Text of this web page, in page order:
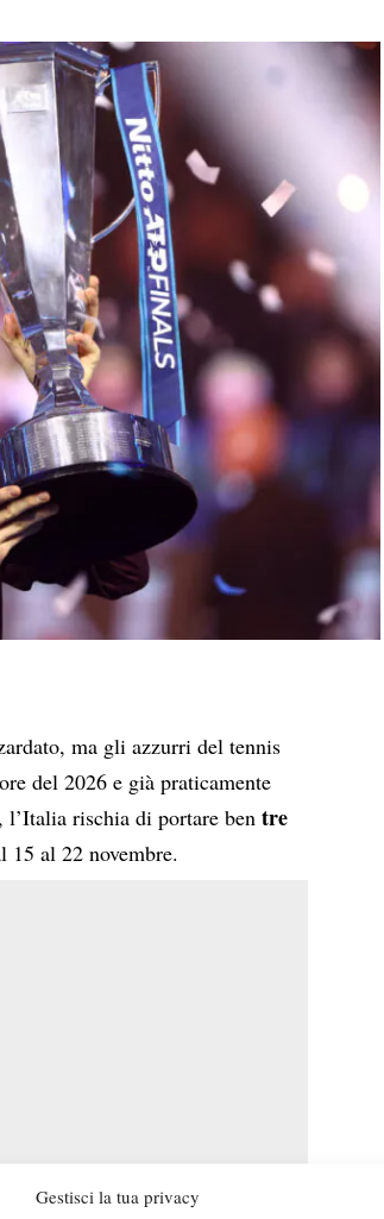
Gestisci la tua privacy
ma gli azzurri del tennis
del 2026 e già praticamente
l’Italia rischia di portare bentre
15 al 22 novembre.